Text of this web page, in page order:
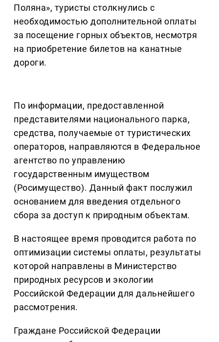
Поляна», туристы столкнулись с
необходимостью дополнительной оплаты
за посещение горных объектов, несмотря
на приобретение билетов на канатные
дороги.
По информации, предоставленной
представителями национального парка,
средства, получаемые от туристических
операторов, направляются в Федеральное
агентство по управлению
государственным имуществом
(Росимущество). Данный факт послужил
основанием для введения отдельного
сбора за доступ к природным объектам.
В настоящее время проводится работа по
оптимизации системы оплаты, результаты
которой направлены в Министерство
природных ресурсов и экологии
Российской Федерации для дальнейшего
рассмотрения.
Граждане Российской Федерации